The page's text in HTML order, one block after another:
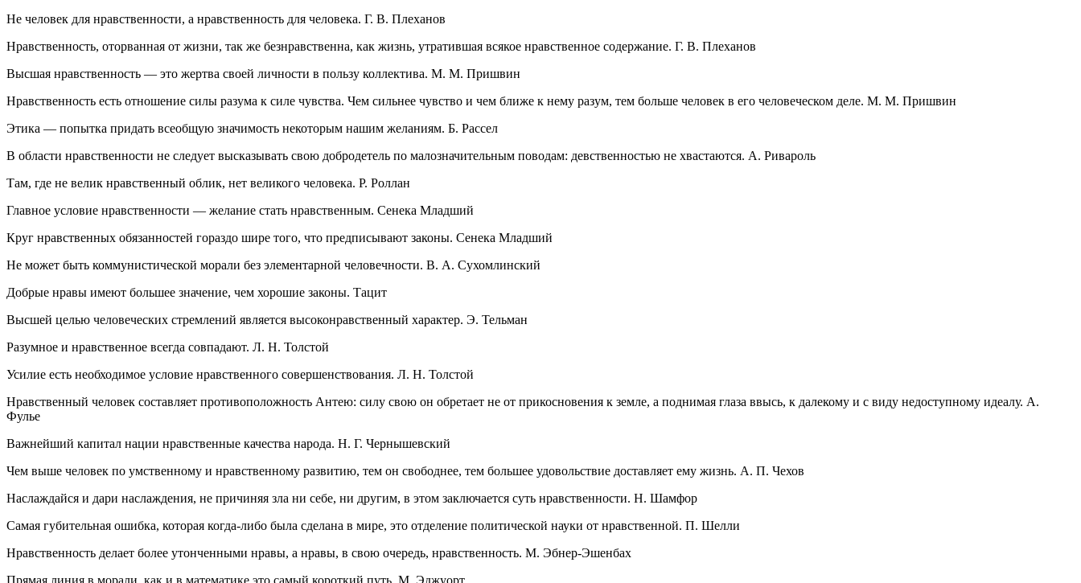
Не человек для нравственности, а нравственность для человека. Г. В. Плеханов
Нравственность, оторванная от жизни, так же безнравственна, как жизнь, утратившая всякое нравственное содержание. Г. В. Плеханов
Высшая нравственность — это жертва своей личности в пользу коллектива. М. М. Пришвин
Нравственность есть отношение силы разума к силе чувства. Чем сильнее чувство и чем ближе к нему разум, тем больше человек в его человеческом деле. М. М. Пришвин
Этика — попытка придать всеобщую значимость некоторым нашим желаниям. Б. Рассел
В области нравственности не следует высказывать свою добродетель по малозначительным поводам: девственностью не хвастаются. А. Ривароль
Там, где не велик нравственный облик, нет великого человека. Р. Роллан
Главное условие нравственности — желание стать нравственным. Сенека Младший
Круг нравственных обязанностей гораздо шире того, что предписывают законы. Сенека Младший
Не может быть коммунистической морали без элементарной человечности. В. А. Сухомлинский
Добрые нравы имеют большее значение, чем хорошие законы. Тацит
Высшей целью человеческих стремлений является высоконравственный характер. Э. Тельман
Разумное и нравственное всегда совпадают. Л. Н. Толстой
Усилие есть необходимое условие нравственного совершенствования. Л. Н. Толстой
Нравственный человек составляет противоположность Антею: силу свою он обретает не от прикосновения к земле, а поднимая глаза ввысь, к далекому и с виду недоступному идеалу. А.
Фулье
Важнейший капитал нации нравственные качества народа. Н. Г. Чернышевский
Чем выше человек по умственному и нравственному развитию, тем он свободнее, тем большее удовольствие доставляет ему жизнь. А. П. Чехов
Наслаждайся и дари наслаждения, не причиняя зла ни себе, ни другим, в этом заключается суть нравственности. Н. Шамфор
Самая губительная ошибка, которая когда-либо была сделана в мире, это отделение политической науки от нравственной. П. Шелли
Нравственность делает более утонченными нравы, а нравы, в свою очередь, нравственность. М. Эбнер-Эшенбах
Прямая линия в морали, как и в математике это самый короткий путь. М. Эджуорт